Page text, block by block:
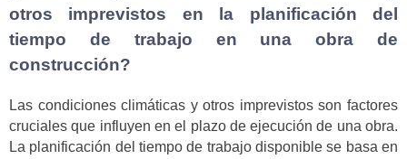
otros imprevistos en la planificación del
tiempo de trabajo en una obra de
construcción?
Las condiciones climáticas y otros imprevistos son factores
cruciales que influyen en el plazo de ejecución de una obra.
La planificación del tiempo de trabajo disponible se basa en